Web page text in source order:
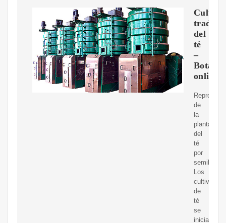
Cultivo
del
té
–
online
de
la
planta
del
té
por
semillas.
Los
cultivos
de
té
se
inician